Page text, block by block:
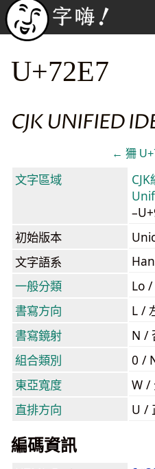
U+72E7
CJK UNIFIED
← 狦
文字區域
初始版本
文字語系
Han
一般分類
Lo
書寫方向
L /
書寫鏡射
N /
組合類別
0 /
東亞寬度
W /
直排方向 U /
編碼資訊